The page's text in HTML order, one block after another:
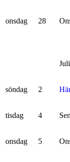
onsdag 28
Juli
söndag 2
tisdag 4
onsdag 5